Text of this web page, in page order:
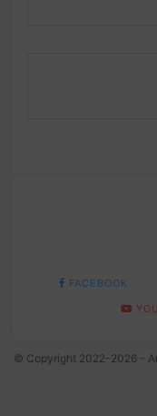
FACEBOOK
© Copyright 2022-2026 -